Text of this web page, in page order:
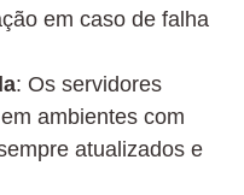
em caso de falha
: Os servidores
ambientes com
atualizados e